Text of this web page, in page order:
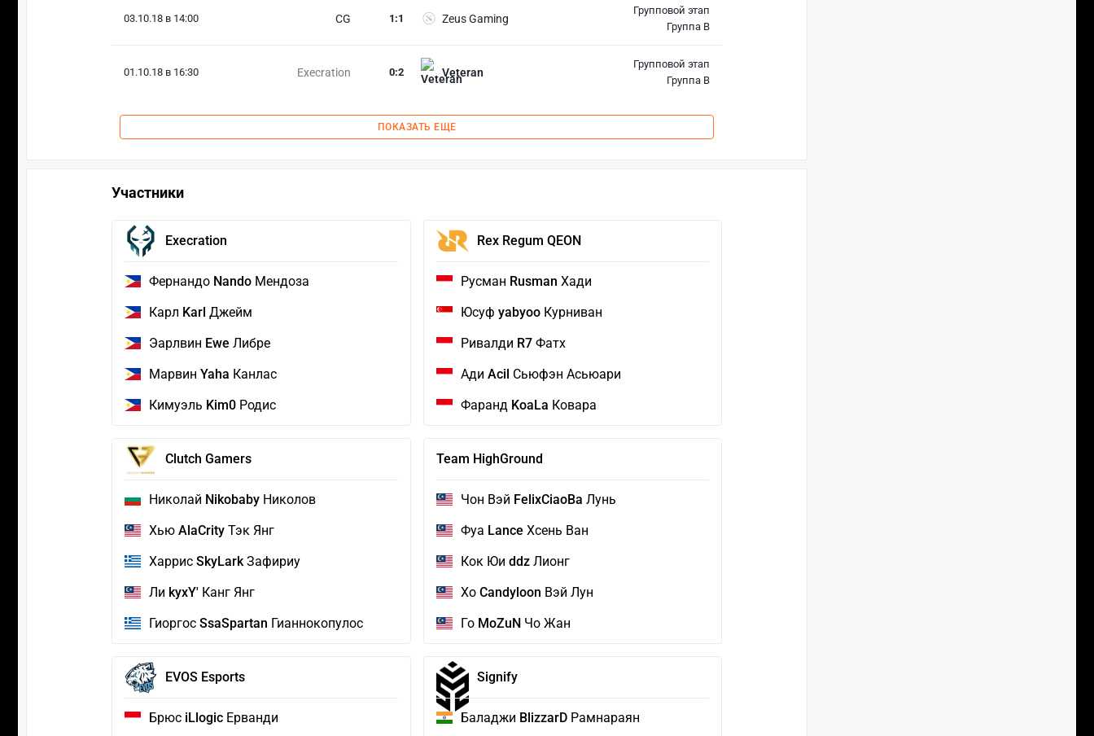
03.10.18 в 14:00 CG Zeus Gaming
1 :1
Групповой этап
Группа B
01.10.18 в 16:30 Execration Veteran
0:2
Групповой этап
Группа B
ПОКАЗАТЬ ЕЩЕ
Участники
Execration
Фернандо Nando Мендоза
Карл Karl Джейм
Эарлвин Ewe Либре
Марвин Yaha Канлас
Кимуэль Kim0 Родис
Rex Regum QEON
Русман Rusman Хади
Юсуф yabyooКурниван
Ривалди R7Фатх
Ади Acil Сьюфэн Асьюари
Фаранд KoaLa Ковара
Clutch Gamers
Николай Nikobaby Николов
Хью AlaCrity Тэк Янг
Харрис SkyLarkЗафириу
Ли kyxY' Канг Янг
Гиоргос SsaSpartan Гианнокопулос
Team HighGround
Чон Вэй FelixCiaoBa Лунь
Фуа Lance Хсень Ван
Кок Юи ddzЛионг
Хо Candyloon Вэй Лун
Го MoZuNЧо Жан
EVOS Esports
Брюс iLlogic Ерванди
Signify
Баладжи BlizzarDРамнараян